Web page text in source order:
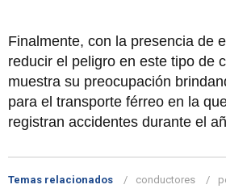
Finalmente, con la presencia de
reducir el peligro en este tipo de
muestra su preocupación
para el transporte férreo en la
registran accidentes durante el
Temas relacionados conductores